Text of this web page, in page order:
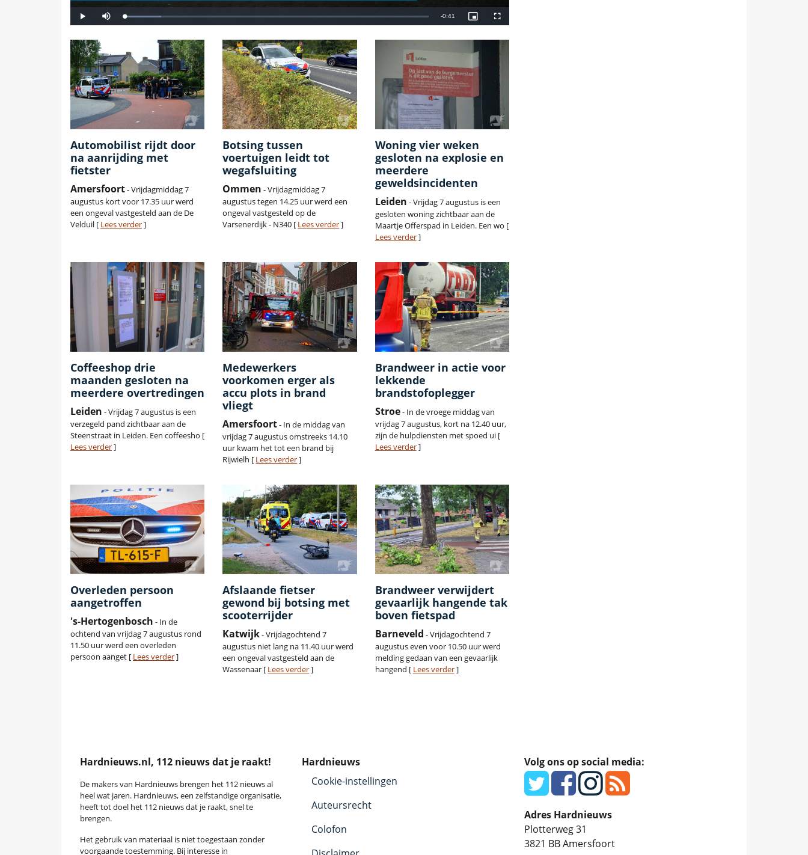
Automobilist rijdt door
na aanrijding met
fietster
Amersfoort- Vrijdagmiddag 7
augustus kort voor 17.35 uur werd
een ongeval vastgesteld aan de De
Velduil [ Lees verder]
Botsing tussen
voertuigen leidt tot
wegafsluiting
Ommen - Vrijdagmiddag 7
augustus tegen 14.25 uur werd een
ongeval vastgesteld op de
Varsenerdijk - N340 [ Lees verder]
Woning vier weken
gesloten na explosie en
meerdere
geweldsincidenten
Leiden - Vrijdag 7 augustus is een
gesloten woning zichtbaar aan de
Maartje Offerspad in Leiden. Een wo [
Lees verder]
Coffeeshop drie
maanden gesloten na
meerdere overtredingen
Leiden - Vrijdag 7 augustus is een
verzegeld pand zichtbaar aan de
Steenstraat in Leiden. Een coffeesho [
Lees verder]
Medewerkers
voorkomen erger als
accu plots in brand
vliegt
Amersfoort- In de middag van
vrijdag 7 augustus omstreeks 14.10
uur kwam het tot een brand bij
Rijwielh [ Lees verder]
Brandweer in actie voor
lekkende
brandstofoplegger
Stroe- In de vroege middag van
vrijdag 7 augustus, kort na 12.40 uur,
zijn de hulpdiensten met spoed ui [
Lees verder]
Overleden persoon
aangetroffen
's-Hertogenbosch - In de
ochtend van vrijdag 7 augustus rond
11.50 uur werd een overleden
persoon aanget [ Lees verder]
Afslaande fietser
gewond bij botsing met
scooterrijder
Katwijk- Vrijdagochtend 7
augustus niet lang na 11.40 uur werd
een ongeval vastgesteld aan de
Wassenaar [ Lees verder]
Brandweer verwijdert
gevaarlijk hangende tak
boven fietspad
Barneveld - Vrijdagochtend 7
augustus even voor 10.50 uur werd
melding gedaan van een gevaarlijk
hangend [ Lees verder]
Hardnieuws.nl, 112 nieuws dat je raakt!
De makers van Hardnieuws brengen het 112 nieuws al
heel wat jaren. Hardnieuws, een zelfstandige organisatie,
heeft tot doel het 112 nieuws dat je raakt, snel te
brengen.
Het gebruik van materiaal is niet toegestaan zonder
voorgaande toestemming. Bij interesse in
Hardnieuws
Cookie-instellingen
Auteursrecht
Colofon
Volg ons op social media:
Adres Hardnieuws
Plotterweg 31
3821 BBAmersfoort